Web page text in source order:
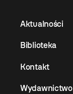
Aktualności
Biblioteka
Kontakt
Wydawnictwo